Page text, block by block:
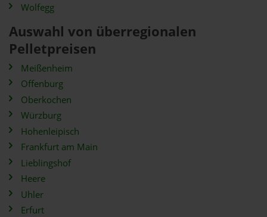
Wolfegg
Auswahl von überregionalen
Pelletpreisen
Meißenheim
Offenburg
Oberkochen
Würzburg
Hohenleipisch
Frankfurt am Main
Lieblingshof
Heere
Uhler
Erfurt